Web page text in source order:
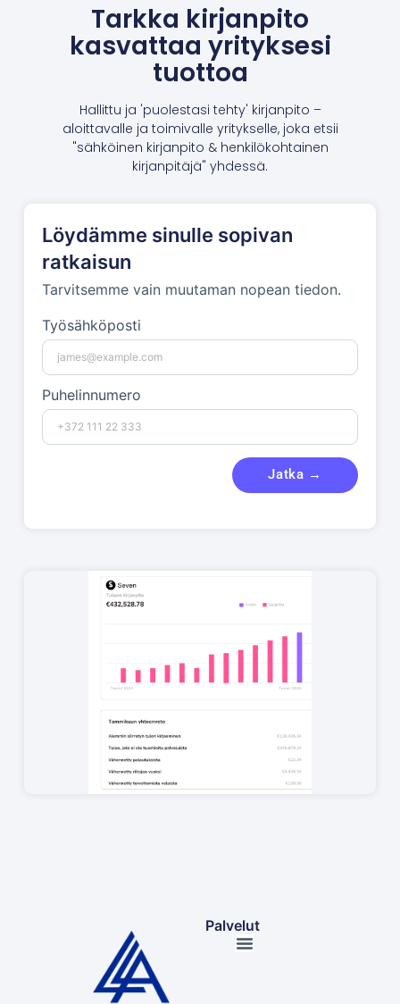
Tarkka kirjanpito
kasvattaa yrityksesi
tuottoa
Hallittu ja 'puolestasi tehty' kirjanpito –
aloittavalle ja toimivalle yritykselle, joka etsii
"sähköinen kirjanpito & henkilökohtainen
kirjanpitäjä" yhdessä.
Löydämme sinulle sopivan
ratkaisun
Tarvitsemme vain muutaman nopean tiedon.
Työsähköposti
Puhelinnumero
Jatka →
Palvelut